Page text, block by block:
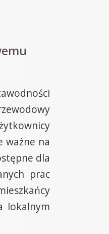
ważne na
dla
prac
lokalnym